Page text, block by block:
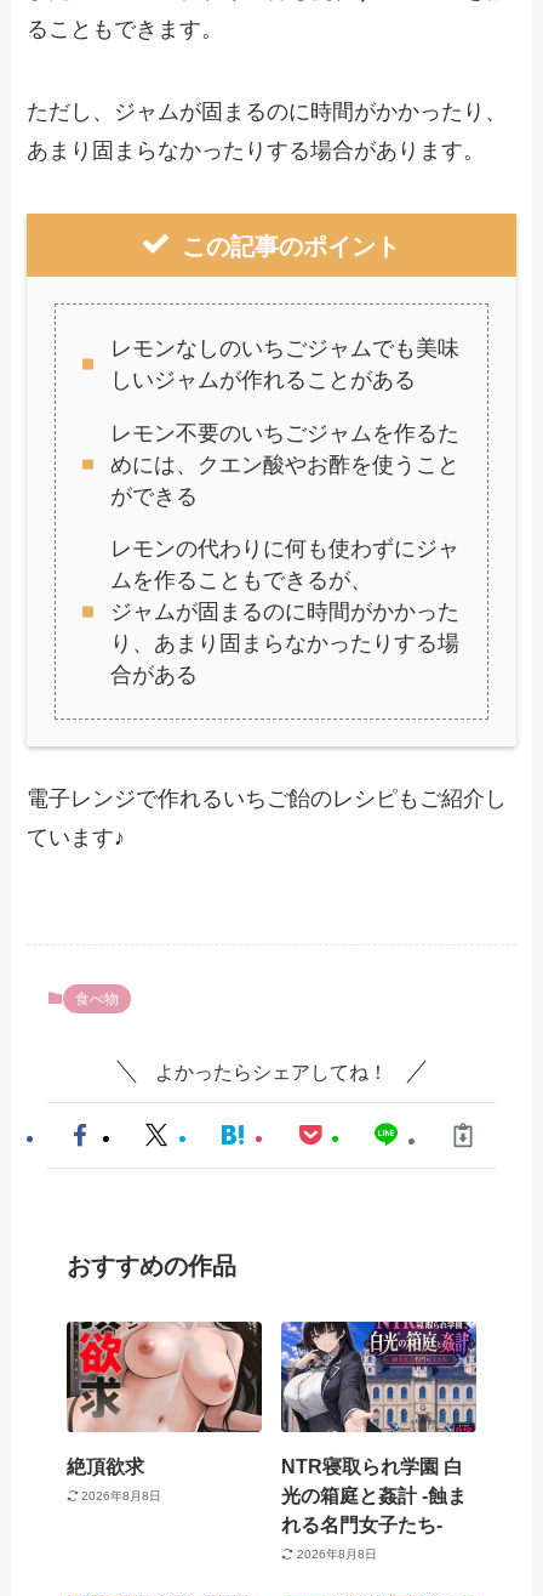
ることもできます。
ただし、ジャムが固まるのに時間がかかったり、
あまり固まらなかったりする場合があります。
この記事のポイント
レモンなしのいちごジャムでも美味
しいジャムが作れることがある
レモン不要のいちごジャムを作るた
めには、クエン酸やお酢を使うこと
ができる
レモンの代わりに何も使わずにジャ
ムを作ることもできるが、
ジャムが固まるのに時間がかかった
り、あまり固まらなかったりする場
合がある
電子レンジで作れるいちご飴のレシピもご紹介し
ています♪
食べ物
よかったらシェアしてね！
おすすめの作品
絶頂欲求
2026年8月8日
NTR寝取られ学園 白
光の箱庭と姦計 -蝕ま
れる名門女子たち-
2026年8月8日